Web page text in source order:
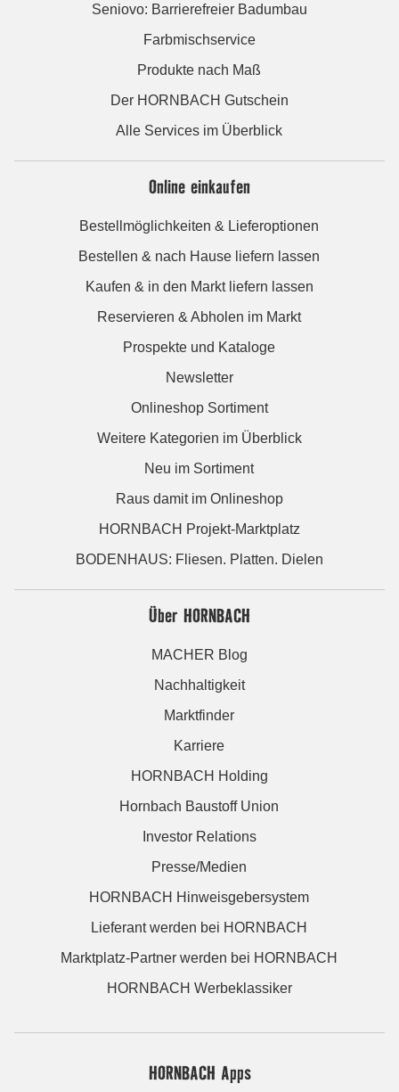
Seniovo: Barrierefreier Badumbau
Farbmischservice
Produkte nach Maß
Der HORNBACH Gutschein
Alle Services im Überblick
Online einkaufen
Bestellmöglichkeiten & Lieferoptionen
Bestellen & nach Hause liefern lassen
Kaufen & in den Markt liefern lassen
Reservieren & Abholen im Markt
Prospekte und Kataloge
Newsletter
Onlineshop Sortiment
Weitere Kategorien im Überblick
Neu im Sortiment
Raus damit im Onlineshop
HORNBACH Projekt-Marktplatz
BODENHAUS: Fliesen. Platten. Dielen
Über HORNBACH
MACHER Blog
Nachhaltigkeit
Marktfinder
Karriere
HORNBACH Holding
Hornbach Baustoff Union
Investor Relations
Presse/Medien
HORNBACH Hinweisgebersystem
Lieferant werden bei HORNBACH
Marktplatz-Partner werden bei HORNBACH
HORNBACH Werbeklassiker
HORNBACH Apps